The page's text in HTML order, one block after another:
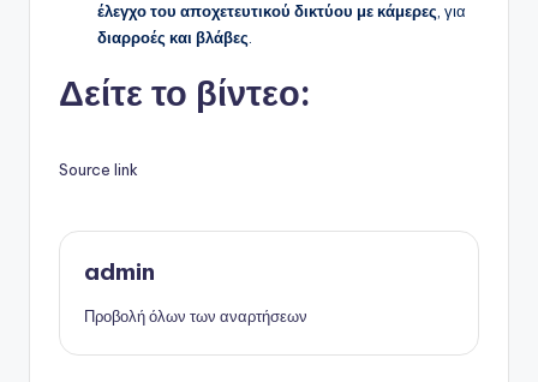
έλεγχο του αποχετευτικού δικτύου με κάμερες , για
διαρροές και βλάβες
Δείτε το βίντεο:
Source link
admin
Προβολή όλων των αναρτήσεων